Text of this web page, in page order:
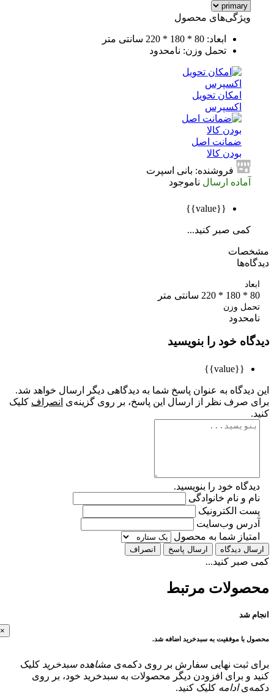
ویژگی‌های محصول
ابعاد: 80 * 180 * 220 سانتی متر
تحمل وزن: نامحدود
امکان تحویل
اکسپرس
ضمانت اصل
بودن کالا
فروشنده: بانی اسپرت
آماده ارسال ناموجود
کمی صبر کنید...
وزن
خود را بنویسید
به عنوان پاسخ شما به دیدگاهی دیگر ارسال خواهد شد.
صرف نظر از ارسال این پاسخ، بر روی گزینه‌ی انصرافکلیک
خود را بنویسید.
و نام خانوادگی
الکترونیک
وب‌سایت
شما به محصول
دیدگاه ارسال پاسخ انصراف
کنید...
مرتبط
شد
با موفقیت به سبدخرید اضافه شد.
ثبت نهایی سفارش بر روی دکمه‌یمشاهده سبدخریدکلیک
و برای افزودن دیگر محصولات به سبدخرید خود، بر روی
ادامهکلیک کنید.